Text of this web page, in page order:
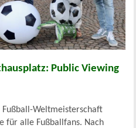
Public Viewing
Fußball-Weltmeisterschaft
für alle Fußballfans. Nach